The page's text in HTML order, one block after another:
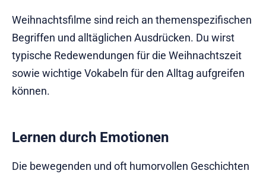
Weihnachtsfilme sind reich an themenspezifischen
Begriffen und alltäglichen Ausdrücken. Du wirst
typische Redewendungen für die Weihnachtszeit
sowie wichtige Vokabeln für den Alltag aufgreifen
können.
Lernen durch Emotionen
Die bewegenden und oft humorvollen Geschichten